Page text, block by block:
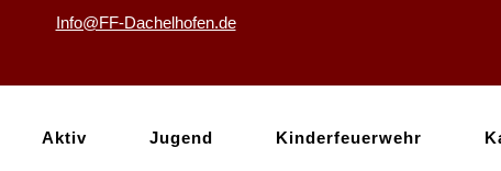
Info@FF-Dachelhofen.de
Aktiv Jugend Kinderfeuerwehr